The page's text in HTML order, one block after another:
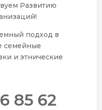
Развитию
подход в
семейные
и этнические
85 62